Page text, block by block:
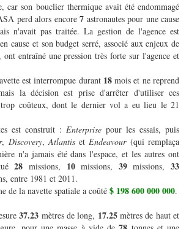
car son bouclier thermique avait été endommagé
perd alors encore 7 astronautes pour une cause
n'avait pas traitée. La gestion de l'agence est
cause et son budget serré, associé aux enjeux de
ont entraîné une pression très forte sur l'agence et
est interrompue durant 18mois et ne reprend
la décision est prise d'arrêter d'utiliser ces
coûteux, dont le dernier vol a eu lieu le 21
est construit : Enterprise pour les essais, puis
, Discovery,AtlantisetEndeavour(qui remplaça
n'a jamais été dans l'espace, et les autres ont
28 missions, 10missions, 39missions, 33
entre 1981 et 2011.
de la navette spatiale a coûté $ 198 600 000 000.
37.23 mètres de long, 17.25mètres de haut et